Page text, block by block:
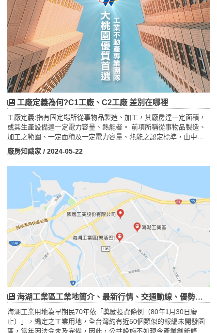
工廠定義為何?C1工廠、C2工廠 差別在哪裡
工廠定義:指有固定場所從事物品製造、加工，其廠房達一定面積，
或其生產設備達一定電力容量、熱能者。 前項所稱從事物品製造、
加工之範圍、一定面積及一定電力容量、熱能之認定標準，由中央
主管機關定之。 不符前項標準而有固定場所從事物品製造、加工之
業者，仍得依本法申請許可或登記。 經主管機關核准登記後，依本
法管理。建築物用途為工廠，歸屬在建築物類別(C類)，C類又分C1
組別與C2組別，以下跟大家詳細解說，C1工廠與C2工廠差別在哪裡
廠房知識家 / 2024-05-22
海湖工業區工業地簡介、最新行情、交通動線、優勢大解析
海湖工業用地為早期民70年依「獎勵投資條例（80年1月30日廢
止）」，編定之工業用地，全台灣約有近50個類似的報編未開發園
區，當年因法令未及完備，因此，公共設施不如現今產業創新條例